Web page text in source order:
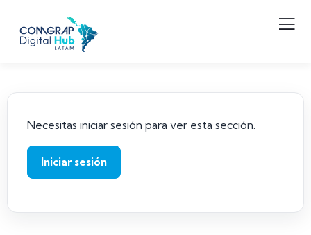
Necesitas iniciar sesión para ver esta sección.
Iniciar sesión